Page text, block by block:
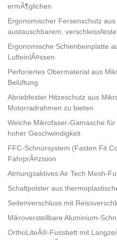
ermÃ¶glichen
Ergonomischer Fersenschutz
austauschbarem,
Ergonomische Schienbeinplatte
LufteinlÃ¤ssen
Perforiertes Obermaterial aus
Belüftung
Abriebfester Hitzeschutz aus
Motorradrahmen zu bieten
Weiche Mikrofaser-Gamasche
hoher Geschwindigkeit
FFC-Schnürsystem (Fasten Fit
FahrprÃ¤zision
Atmungsaktives Air Tech Mesh-
Schaltpolster aus
Seitenverschluss mit
Mikroverstellbare Aluminium-
OrthoLiteÂ®-Fussbett mit